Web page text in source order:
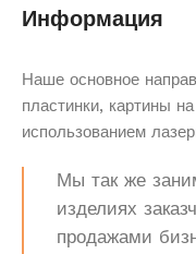
Информация
Наше основное
пластинки, картины
использованием
Мы так же
изделиях
продажами